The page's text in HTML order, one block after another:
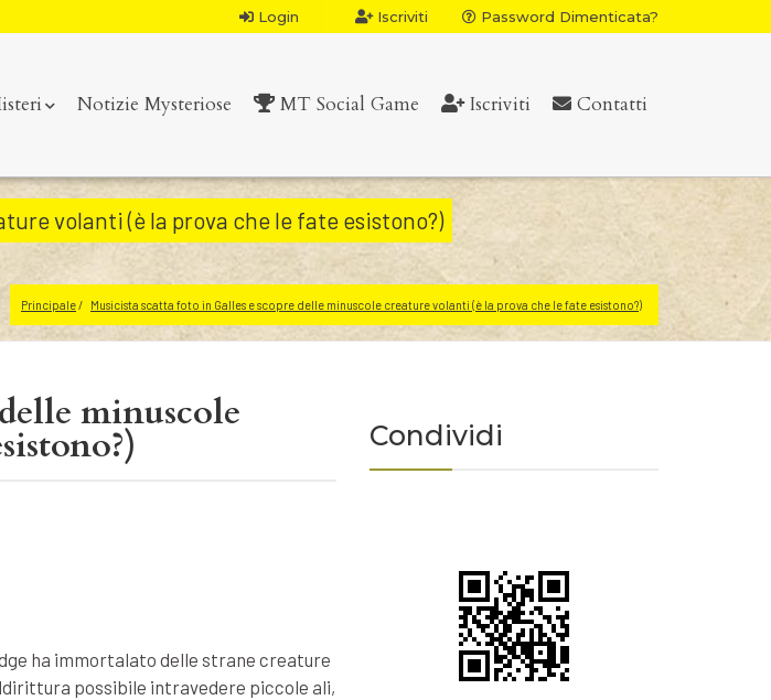
Login Iscriviti Password Dimenticata?
Notizie Mysteriose MT Social Game Iscriviti Contatti
volanti (è la prova che le fate esistono?)
Principale Musicista scatta foto in Galles e scopre delle minuscole creature volanti (è la prova che le fate esistono?)
minuscole
ha immortalato delle strane creature
possibile intravedere piccole ali,
Condividi